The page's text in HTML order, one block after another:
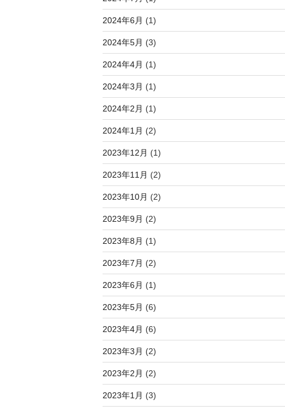
2024年6月 (1)
2024年5月 (3)
2024年4月 (1)
2024年3月 (1)
2024年2月 (1)
2024年1月 (2)
2023年12月 (1)
2023年11月 (2)
2023年10月 (2)
2023年9月 (2)
2023年8月 (1)
2023年7月 (2)
2023年6月 (1)
2023年5月 (6)
2023年4月 (6)
2023年3月 (2)
2023年2月 (2)
2023年1月 (3)